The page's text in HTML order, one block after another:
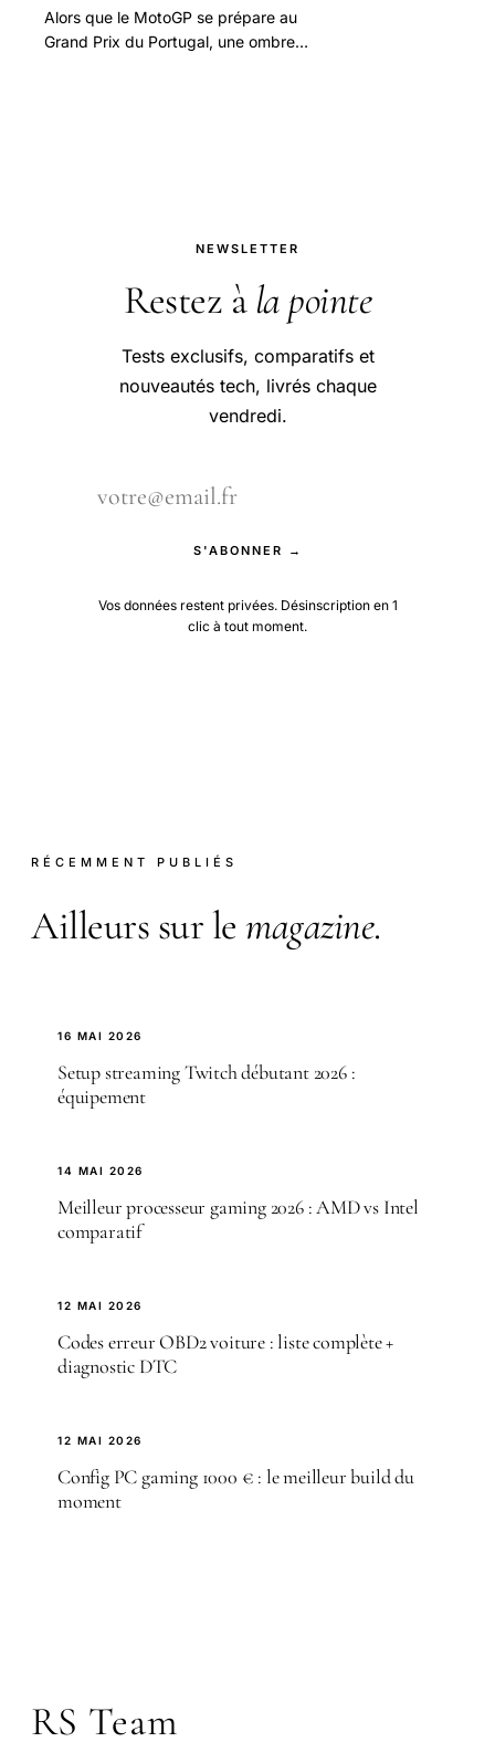
Alors que le MotoGP se prépare au
Grand Prix du Portugal, une ombre
NEWSLETTER
Restez à la pointe
Tests exclusifs, comparatifs et
nouveautés tech, livrés chaque
vendredi.
S'ABONNER →
Vos données restent privées. Désinscription en 1
clic à tout moment.
RÉCEMMENT PUBLIÉS
Ailleurs sur le magazine.
16 MAI 2026
Setup streaming Twitch débutant 2026 :
équipement
14 MAI 2026
Meilleur processeur gaming 2026 : AMD vs Intel
comparatif
12 MAI 2026
Codes erreur OBD2 voiture : liste complète +
diagnostic DTC
12 MAI 2026
Config PC gaming 1000 € : le meilleur build du
moment
RS Team